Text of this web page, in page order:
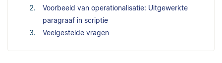
Voorbeeld van operationalisatie: Uitgewerkte
paragraaf in scriptie
Veelgestelde vragen